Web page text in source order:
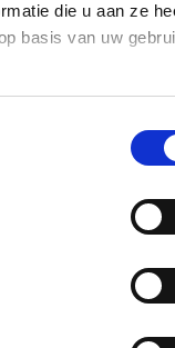
die u aan ze
basis van uw